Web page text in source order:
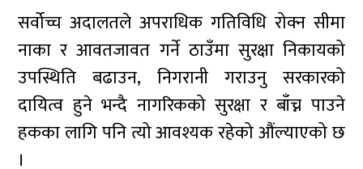
सर्वोच्च अदालतले अपराधिक गतिविधि रोक्न सीमा
नाका र आवतजावत गर्ने ठाउँमा सुरक्षा निकायको
उपस्थिति बढाउन, निगरानी गराउनु सरकारको
दायित्व हुने भन्दै नागरिकको सुरक्षा र बाँच्न पाउने
हकका लागि पनि त्यो आवश्यक रहेको औंल्याएको छ
।